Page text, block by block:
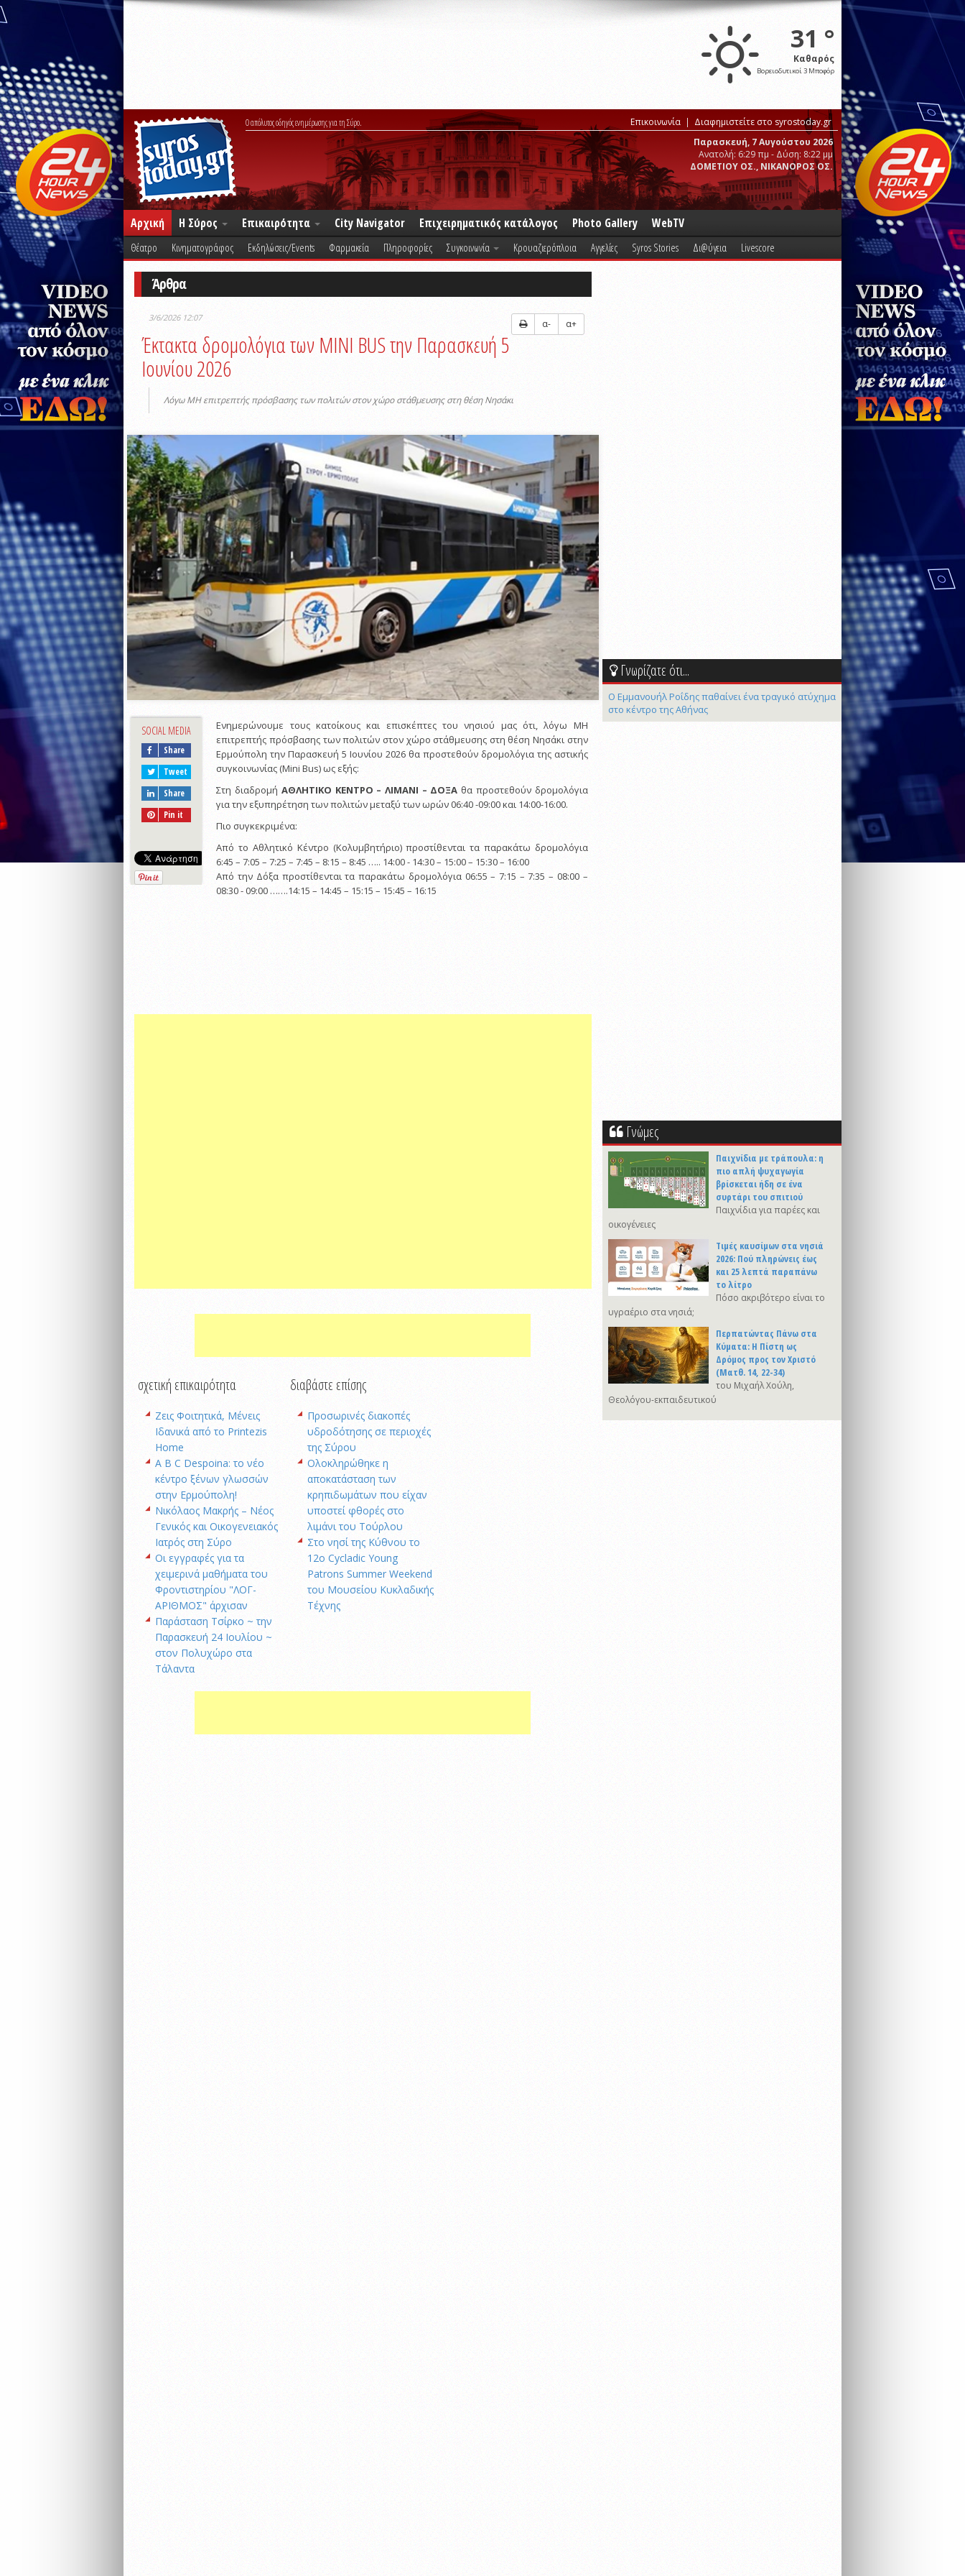
31 °
Καθαρός
Βορειοδυτικοί 3 Μποφόρ
Ο απόλυτος οδηγός ενημέρωσης για τη Σύρο. Επικοινωνία
Διαφημιστείτε στο syrostoday.gr
Παρασκευή, 7 Αυγούστου 2026
Ανατολή: 6:29 πμ - Δύση: 8:22 μμ
ΔΟΜΕΤΙΟΥ ΟΣ., ΝΙΚΑΝΟΡΟΣ ΟΣ.
Αρχική Η Σύρος Επικαιρότητα City Navigator Επιχειρηματικός κατάλογος Photo Gallery WebTV
Θέατρο Κινηματογράφος Εκδηλώσεις/Events Φαρμακεία Πληροφορίες Συγκοινωνία Κρουαζιερόπλοια Αγγελίες Syros Stories Δι@ύγεια Livescore
Άρθρα
3/6/2026 12:07
α- α+
Έκτακτα δρομολόγια των MINI BUS την Παρασκευή 5
Ιουνίου 2026
Λόγω ΜΗ επιτρεπτής πρόσβασης των πολιτών στον χώρο στάθμευσης στη θέση Νησάκι
SOCIAL MEDIA
Share
Tweet
Share
Pin it
Ενημερώνουμε τους κατοίκους και επισκέπτες του νησιού μας ότι, λόγω ΜΗ
επιτρεπτής πρόσβασης των πολιτών στον χώρο στάθμευσης στη θέση Νησάκι στην
Ερμούπολη την Παρασκευή 5 Ιουνίου 2026 θα προστεθούν δρομολόγια της αστικής
συγκοινωνίας (Mini Bus) ως εξής:
Στη διαδρομή ΑΘΛΗΤΙΚΟ ΚΕΝΤΡΟ – ΛΙΜΑΝΙ – ΔΟΞΑθα προστεθούν δρομολόγια
για την εξυπηρέτηση των πολιτών μεταξύ των ωρών 06:40 -09:00 και 14:00-16:00.
Πιο συγκεκριμένα:
Από το Αθλητικό Κέντρο (Κολυμβητήριο) προστίθενται τα παρακάτω δρομολόγια
6:45 – 7:05 – 7:25 – 7:45 – 8:15 – 8:45 ….. 14:00 - 14:30 – 15:00 – 15:30 – 16:00
Από την Δόξα προστίθενται τα παρακάτω δρομολόγια 06:55 – 7:15 – 7:35 – 08:00 –
08:30 - 09:00 …….14:15 – 14:45 – 15:15 – 15:45 – 16:15
σχετική επικαιρότητα
Ζεις Φοιτητικά, Μένεις
Ιδανικά από το Printezis
Home
A B C Despoina: το νέο
κέντρο ξένων γλωσσών
στην Ερμούπολη!
Νικόλαος Μακρής – Νέος
Γενικός και Οικογενειακός
Ιατρός στη Σύρο
Οι εγγραφές για τα
χειμερινά μαθήματα του
Φροντιστηρίου "ΛΟΓ-
ΑΡΙΘΜΟΣ" άρχισαν
Παράσταση Τσίρκο ~ την
Παρασκευή 24 Ιουλίου ~
στον Πολυχώρο στα
Τάλαντα
διαβάστε επίσης
Προσωρινές διακοπές
υδροδότησης σε περιοχές
της Σύρου
Oλοκληρώθηκε η
αποκατάσταση των
κρηπιδωμάτων που είχαν
υποστεί φθορές στο
λιμάνι του Τούρλου
Στο νησί της Κύθνου το
12ο Cycladic Young
Patrons Summer Weekend
του Μουσείου Κυκλαδικής
Τέχνης
Γνωρίζατε ότι...
Ο Εμμανουήλ Ροΐδης παθαίνει ένα τραγικό ατύχημα
στο κέντρο της Αθήνας
Γνώμες
Παιχνίδια με τράπουλα: η
πιο απλή ψυχαγωγία
βρίσκεται ήδη σε ένα
συρτάρι του σπιτιού
Παιχνίδια για παρέες και
οικογένειες
Τιμές καυσίμων στα νησιά
2026: Πού πληρώνεις έως
και 25 λεπτά παραπάνω
το λίτρο
Πόσο ακριβότερο είναι το
υγραέριο στα νησιά;
Περπατώντας Πάνω στα
Κύματα: Η Πίστη ως
Δρόμος προς τον Χριστό
(Ματθ. 14, 22-34)
του Μιχαήλ Χούλη,
Θεολόγου-εκπαιδευτικού